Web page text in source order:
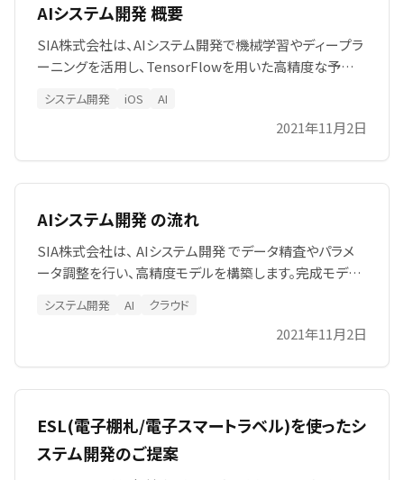
AIシステム開発 概要
SIA株式会社は、AIシステム開発で機械学習やディープラ
ーニングを活用し、TensorFlowを用いた高精度な予測・
タ分析を通じて、業務効率化、競争力強化、企業価値向上
を実現し、持続的成長とデジタル変革を力強く支援し、顧
システム開発 iOS AI
2021年11月2日
AIシステム開発 の流れ
SIA株式会社は、 AIシステム開発 でデータ精査やパラメ
ータ調整を行い、高精度モデルを構築します。完成モデル
援します。最新技術と柔軟なプロジェクト管理を活用し、
業務効率化や競争力強化を図り、持続可能な成長とデジ
システム開発 AI クラウド
2021年11月2日
ESL(電子棚札/電子スマートラベル)を使ったシ
ステム開発のご提案